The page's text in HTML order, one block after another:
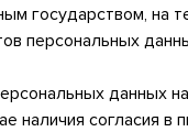
государством, на
персональных
данных
наличия согласия